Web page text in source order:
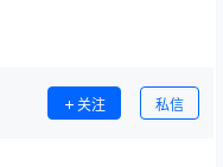
关注 私信